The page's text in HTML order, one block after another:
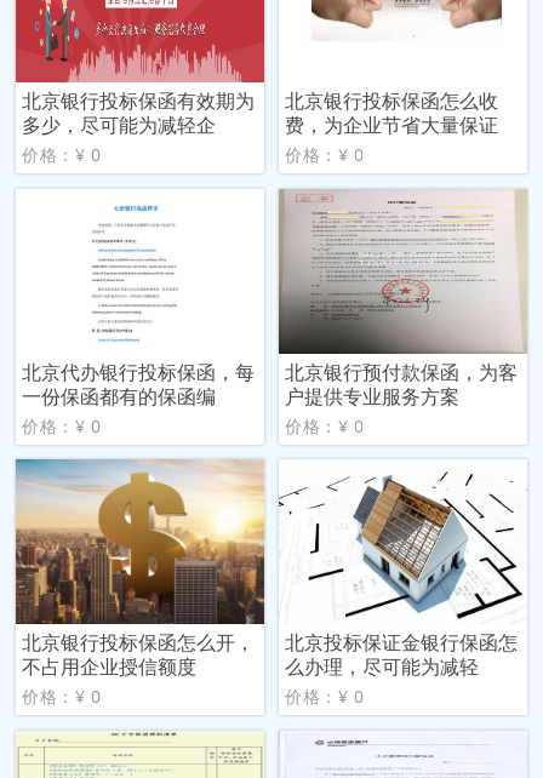
北京银行投标保函有效期为
多少，尽可能为减轻企
价格：¥ 0
北京银行投标保函怎么收
费，为企业节省大量保证
价格：¥ 0
北京代办银行投标保函，每
一份保函都有的保函编
价格：¥ 0
北京银行预付款保函，为客
户提供专业服务方案
价格：¥ 0
北京银行投标保函怎么开，
不占用企业授信额度
价格：¥ 0
北京投标保证金银行保函怎
么办理，尽可能为减轻
价格：¥ 0